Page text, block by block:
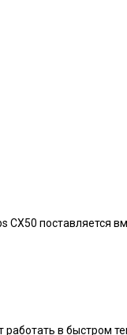
поставляется
в быстром